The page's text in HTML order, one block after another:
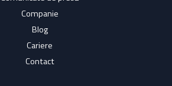
Companie
Blog
Cariere
Contact